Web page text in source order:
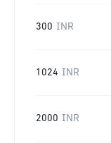
300 INR
1024 INR
2000 INR